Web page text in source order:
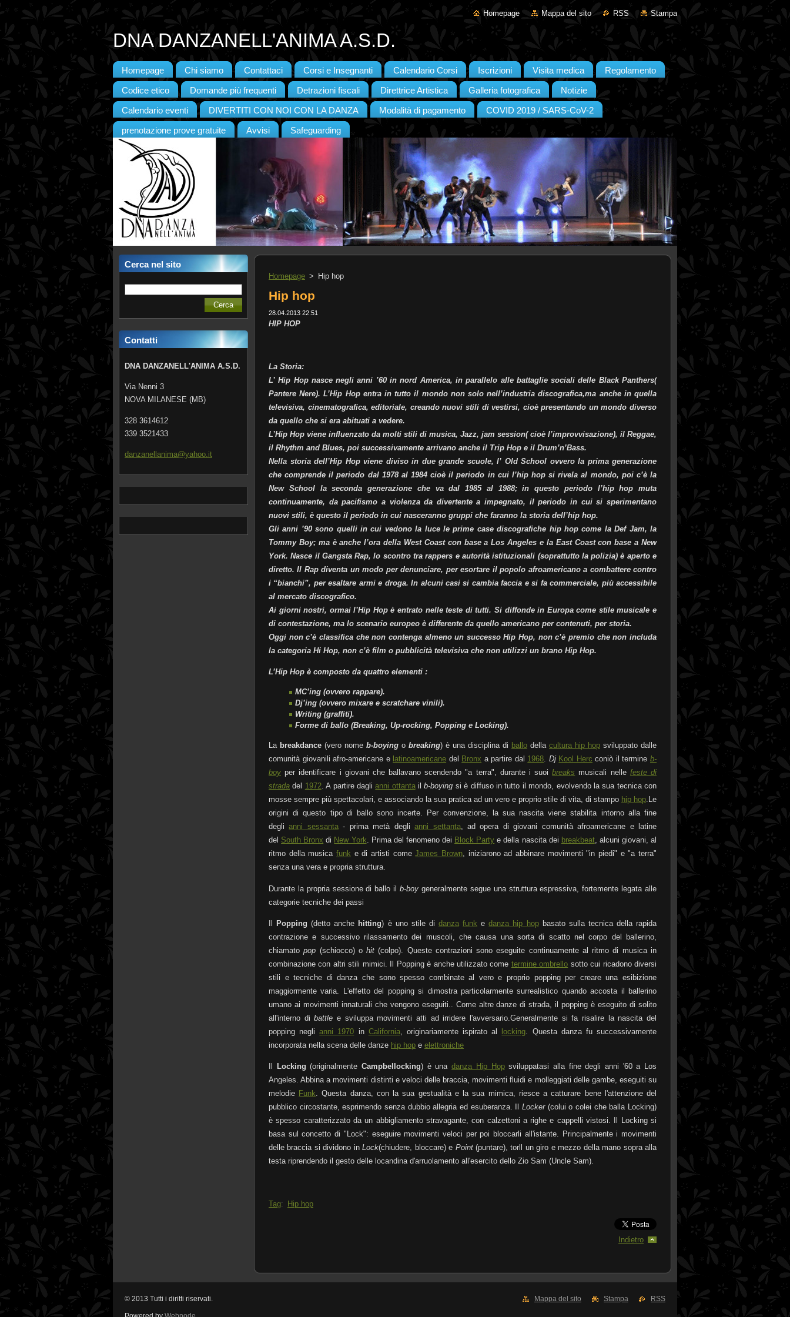
Homepage Mappa del sito RSS Stampa
DNA DANZANELL'ANIMA A.S.D.
Homepage Chi siamo Contattaci Corsi e Insegnanti Calendario Corsi Iscrizioni Visita medica Regolamento
Codice etico Domande più frequenti Detrazioni fiscali Direttrice Artistica Galleria fotografica Notizie
Calendario eventi DIVERTITI CON NOI CON LA DANZA Modalità di pagamento COVID 2019 / SARS-CoV-2
prenotazione prove gratuite Avvisi Safeguarding
Cerca nel sito
Contatti
DNA DANZANELL'ANIMA A.S.D.
Via Nenni 3
NOVA MILANESE (MB)
328 3614612
339 3521433
danzanel lanima@yahoo.it
Homepage > Hip hop
Hip hop
28.04.2013 22:51
HIP HOP
La Storia:
L’ Hip Hop nasce negli anni ’60 in nord America, in parallelo alle battaglie sociali delle Black Panthers(
Pantere Nere). L’Hip Hop entra in tutto il mondo non solo nell’industria discografica,ma anche in quella
televisiva, cinematografica, editoriale, creando nuovi stili di vestirsi, cioè presentando un mondo diverso
da quello che si era abituati a vedere.
L’Hip Hop viene influenzato da molti stili di musica, Jazz, jam session( cioè l’improvvisazione), il Reggae,
il Rhythm and Blues, poi successivamente arrivano anche il Trip Hop e il Drum’n’Bass.
Nella storia dell’Hip Hop viene diviso in due grande scuole, l’ Old School ovvero la prima generazione
che comprende il periodo dal 1978 al 1984 cioè il periodo in cui l’hip hop si rivela al mondo, poi c’è la
New School la seconda generazione che va dal 1985 al 1988; in questo periodo l’hip hop muta
continuamente, da pacifismo a violenza da divertente a impegnato, il periodo in cui si sperimentano
nuovi stili, è questo il periodo in cui nasceranno gruppi che faranno la storia dell’hip hop.
Gli anni ’90 sono quelli in cui vedono la luce le prime case discografiche hip hop come la Def Jam, la
Tommy Boy; ma è anche l’ora della West Coast con base a Los Angeles e la East Coast con base a New
York. Nasce il Gangsta Rap, lo scontro tra rappers e autorità istituzionali (soprattutto la polizia) è aperto e
diretto. Il Rap diventa un modo per denunciare, per esortare il popolo afroamericano a combattere contro
i “bianchi”, per esaltare armi e droga. In alcuni casi si cambia faccia e si fa commerciale, più accessibile
al mercato discografico.
Ai giorni nostri, ormai l’Hip Hop è entrato nelle teste di tutti. Si diffonde in Europa come stile musicale e
di contestazione, ma lo scenario europeo è differente da quello americano per contenuti, per storia.
Oggi non c’è classifica che non contenga almeno un successo Hip Hop, non c’è premio che non includa
la categoria Hi Hop, non c’è film o pubblicità televisiva che non utilizzi un brano Hip Hop.
L’Hip Hop è composto da quattro elementi :
MC’ing (ovvero rappare).
Dj’ing (ovvero mixare e scratchare vinili).
Writing (graffiti).
Forme di ballo (Breaking, Up-rocking, Popping e Locking).
La breakdance (vero nome b-boying o breaking) è una disciplina di ballo della cultura hip hop sviluppato dalle
comunità giovanili afro-americane e latinoamericane del Bronx a partire dal 1968. Dj Kool Herc coniò il termineb-
boy per identificare i giovani che ballavano scendendo "a terra", durante i suoibreaks musicali nelle feste di
strada del 1972. A partire daglianni ottantailb-boying si è diffuso in tutto il mondo, evolvendo la sua tecnica con
mosse sempre più spettacolari, e associando la sua pratica ad un vero e proprio stile di vita, di stampo hip hop.Le
origini di questo tipo di ballo sono incerte. Per convenzione, la sua nascita viene stabilita intorno alla fine
deglianni sessanta- prima metà deglianni settanta, ad opera di giovani comunità afroamericane e latine
del South Bronx di New York. Prima del fenomeno dei Block Party e della nascita dei breakbeat, alcuni giovani, al
ritmo della musica funk e di artisti comeJames Brown, iniziarono ad abbinare movimenti "in piedi" e "a terra"
senza una vera e propria struttura.
Durante la propria sessione di ballo ilb-boy generalmente segue una struttura espressiva, fortemente legata alle
categorie tecniche dei passi
Popping (detto anche hitting) è uno stile di danza funk edanza hip hopbasato sulla tecnica della rapida
contrazione e successivo rilassamento dei muscoli, che causa una sorta di scatto nel corpo del ballerino,
chiamatopop (schiocco) ohit (colpo). Queste contrazioni sono eseguite continuamente al ritmo di musica in
combinazione con altri stili mimici. Il Popping è anche utilizzato come termine ombrello sotto cui ricadono diversi
stili e tecniche di danza che sono spesso combinate al vero e proprio popping per creare una esibizione
maggiormente varia. L'effetto del popping si dimostra particolarmente surrealistico quando accosta il ballerino
umano ai movimenti innaturali che vengono eseguiti.. Come altre danze di strada, il popping è eseguito di solito
all'interno dibattle e sviluppa movimenti atti ad irridere l'avversario.Generalmente si fa risalire la nascita del
popping neglianni 1970 in California, originariamente ispirato al locking . Questa danza fu successivamente
incorporata nella scena delle danze hip hop e elettroniche
Locking (originalmenteCampbellocking) è unadanza Hip Hopsviluppatasi alla fine degli anni '60 a Los
Angeles. Abbina a movimenti distinti e veloci delle braccia, movimenti fluidi e molleggiati delle gambe, eseguiti su
melodie Funk. Questa danza, con la sua gestualità e la sua mimica, riesce a catturare bene l'attenzione del
pubblico circostante, esprimendo senza dubbio allegria ed esuberanza. Il Locker(colui o colei che balla Locking)
è spesso caratterizzato da un abbigliamento stravagante, con calzettoni a righe e cappelli vistosi. Il Locking si
basa sul concetto di "Lock": eseguire movimenti veloci per poi bloccarli all'istante. Principalmente i movimenti
delle braccia si dividono inLock(chiudere, bloccare) e Point(puntare), torll un giro e mezzo della mano sopra alla
testa riprendendo il gesto delle locandina d'arruolamento all'esercito dello Zio Sam (Uncle Sam).
Tag: Hip hop
Indietro
Mappa del sito Stampa RSS
© 2013 Tutti i diritti riservati.